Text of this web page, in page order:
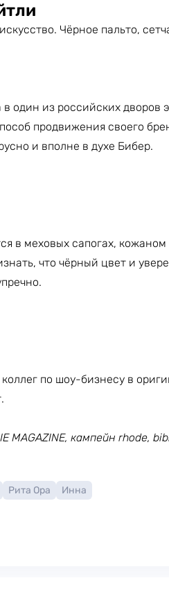
Чёрное пальто,
в один из российских дворов
продвижения своего
и вполне в духе Бибер.
в меховых сапогах,
что чёрный цвет и
по шоу-бизнесу в
MAGAZINE, кампейн rhode,
Рита Ора Инна